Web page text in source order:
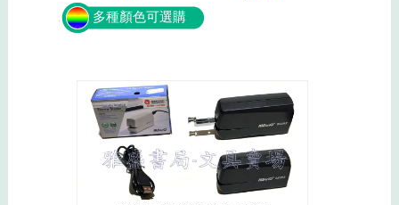
多種顏色可選購